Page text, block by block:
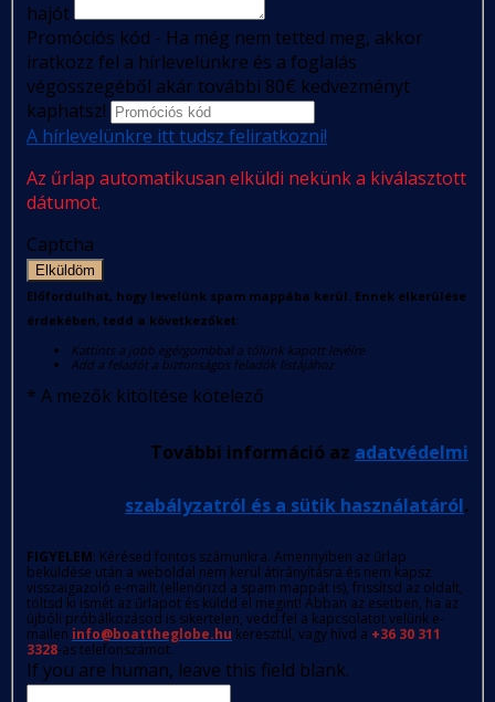
hajót
Promóciós kód - Ha még nem tetted meg, akkor
iratkozz fel a hírlevelünkre és a foglalás
végösszegéből akár további 80€ kedvezményt
kaphatsz!
A hírlevelünkre itt tudsz feliratkozni!
Az űrlap automatikusan elküldi nekünk a kiválasztott
dátumot.
Captcha
Elküldöm
Előfordulhat, hogy levelünk spam mappába kerül. Ennek elkerülése
érdekében, tedd a következőket:
Kattints a jobb egérgombbal a tőlünk kapott levélre
Add a feladót a biztonságos feladók listájához
* A mezők kitöltése kötelező
További információ az adatvédelmi
szabályzatról és a sütik használatáról.
FIGYELEM: Kérésed fontos számunkra. Amennyiben az űrlap
beküldése után a weboldal nem kerül átirányításra és nem kapsz
visszaigazoló e-mailt (ellenőrizd a spam mappát is), frissítsd az oldalt,
töltsd ki ismét az űrlapot és küldd el megint! Abban az esetben, ha az
újbóli próbálkozásod is sikertelen, vedd fel a kapcsolatot velünk e-
mailen info@boattheglobe.hu keresztül, vagy hívd a +36 30 311
3328-as telefonszámot.
If you are human, leave this field blank.